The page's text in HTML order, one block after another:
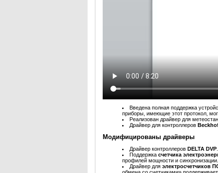
Введена полная поддержка
приборы, имеющие этот протокол,
Реализован драйвер для
Драйвер для контроллеров
Модифицированы драйверы
Драйвер контроллеров DELTA DVP
Поддержка счетчика
профилей мощности и синхронизации.
Драйвер для электросчетчиков